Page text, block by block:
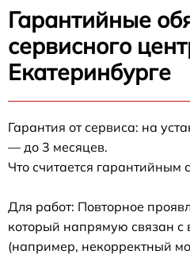
Гарантийные
сервисного
Екатеринбурге
Гарантия от сервиса: на
— до 3 месяцев.
Что считается гарантийным
Для работ: Повторное
который напрямую связан с
(например, некорректный